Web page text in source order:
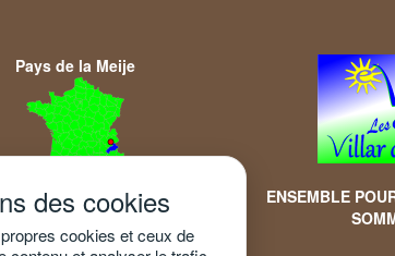
Pays de la Meije
Alpes -France
ENSEMBLE
des cookies
cookies et ceux de